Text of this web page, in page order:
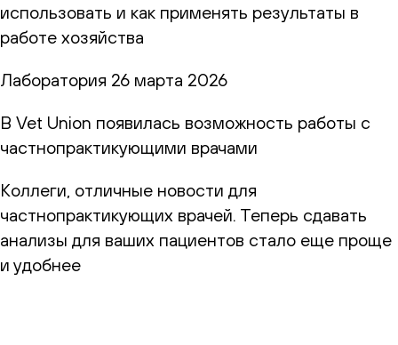
использовать и как применять результаты в
работе хозяйства
Лаборатория 26 марта 2026
В Vet Union появилась возможность работы с
частнопрактикующими врачами
Коллеги, отличные новости для
частнопрактикующих врачей. Теперь сдавать
анализы для ваших пациентов стало еще проще
и удобнее